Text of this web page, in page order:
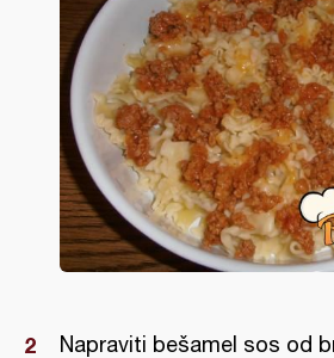
Napraviti bešamel sos od